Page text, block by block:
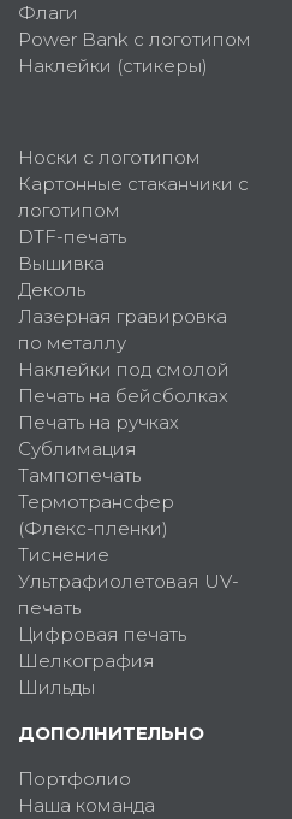
Флаги
Power Bank с логотипом
Наклейки (стикеры)
Носки с логотипом
Картонные стаканчики с
логотипом
DTF-печать
Вышивка
Деколь
Лазерная гравировка
по металлу
Наклейки под смолой
Печать на бейсболках
Печать на ручках
Сублимация
Тампопечать
Термотрансфер
(Флекс-пленки)
Тиснение
Ультрафиолетовая UV-
печать
Цифровая печать
Шелкография
Шильды
ДОПОЛНИТЕЛЬНО
Портфолио
Наша команда